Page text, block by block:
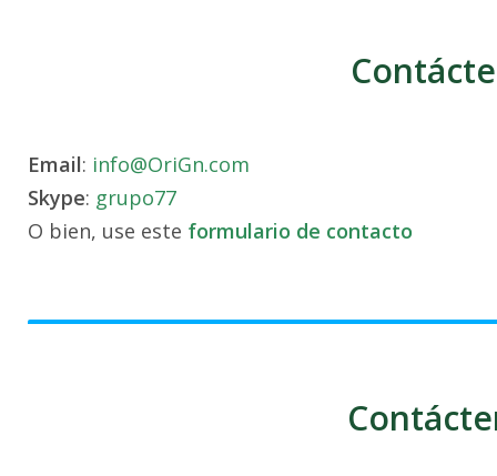
Email: info@OriGn.com
Skype: grupo77
O bien, use este formulario de contacto